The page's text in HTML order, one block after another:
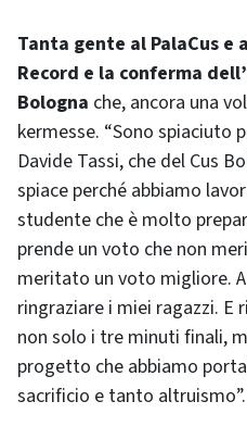
Tanta gente al PalaCus
Record e la conferma
Bologna che, ancora una
kermesse. “Sono spiaciuto
Davide Tassi, che del Cus
spiace perché abbiamo
studente che è molto
prende un voto che non
meritato un voto migliore.
ringraziare i miei ragazzi. E
non solo i tre minuti finali,
progetto che abbiamo
sacrificio e tanto altruismo”.